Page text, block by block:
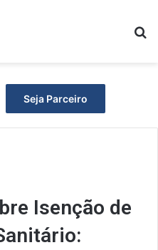
Seja Parceiro
Isenção de